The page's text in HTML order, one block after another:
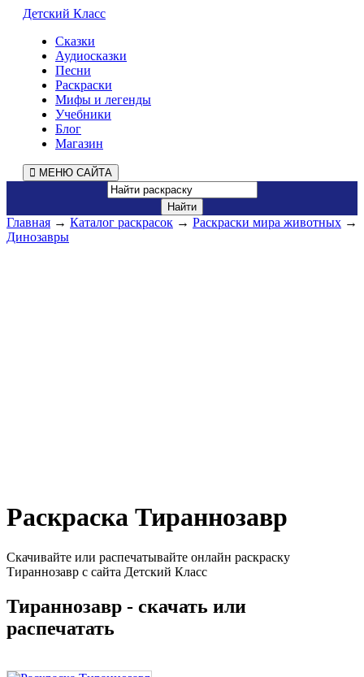
Детский Класс
Сказки
Аудиосказки
Песни
Раскраски
Мифы и легенды
Учебники
Блог
Магазин
МЕНЮ САЙТА
Главная → Каталог раскрасок → Раскраски мира животных →
Динозавры
Раскраска Тираннозавр
Скачивайте или распечатывайте онлайн раскраску
Тираннозавр с сайта Детский Класс
Тираннозавр - скачать или
распечатать